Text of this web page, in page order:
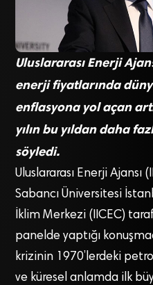
Uluslararası Enerji
enerji fiyatlarında
enflasyona yol açan
yılın bu yıldan daha
söyledi.
Uluslararası Enerji Ajansı
Sabancı Üniversitesi
İklim Merkezi (IICEC)
panelde yaptığı
krizinin 1970’lerdeki
ve küresel anlamda ilk